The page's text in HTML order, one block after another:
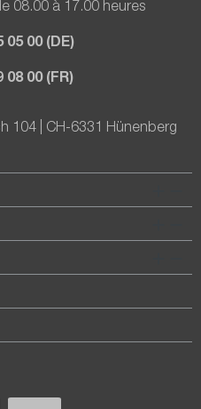
08.00 à 17.00 heures
05 00 (DE)
08 00 (FR)
104 | CH-6331 Hünenberg